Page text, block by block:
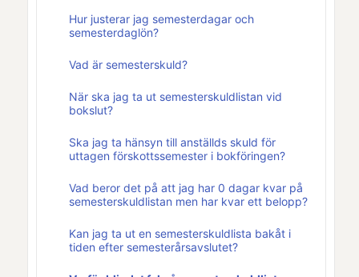
Hur justerar jag semesterdagar och
semesterdaglön?
Vad är semesterskuld?
När ska jag ta ut semesterskuldlistan vid
bokslut?
Ska jag ta hänsyn till anställds skuld för
uttagen förskottssemester i bokföringen?
Vad beror det på att jag har 0 dagar kvar på
semesterskuldlistan men har kvar ett belopp?
Kan jag ta ut en semesterskuldlista bakåt i
tiden efter semesterårsavslutet?